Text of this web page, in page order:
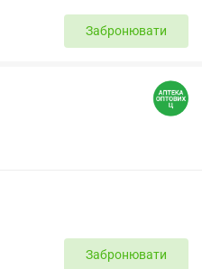
Забронювати
Забронювати